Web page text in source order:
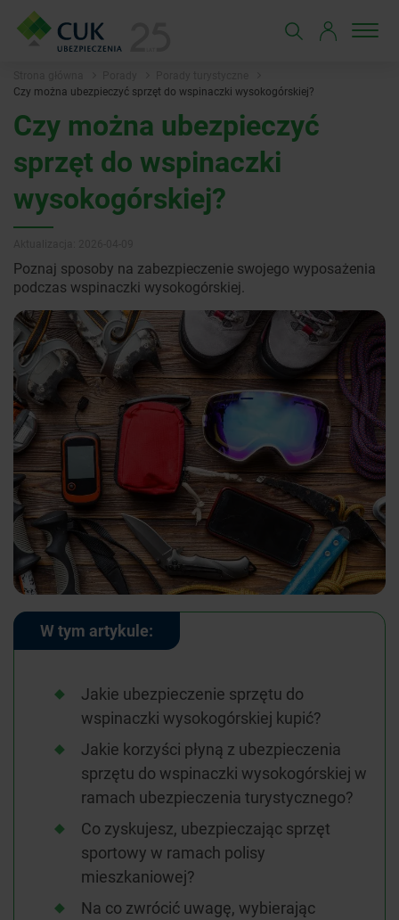
Czy można ubezpieczyć sprzęt do wspinaczki wysokogórskiej?
Czy można ubezpieczyć
sprzęt do wspinaczki
wysokogórskiej?
Poznaj sposoby na zabezpieczenie swojego wyposażenia
podczas wspinaczki wysokogórskiej.
W tym artykule:
Jakie ubezpieczenie sprzętu do
wspinaczki wysokogórskiej kupić?
Jakie korzyści płyną z ubezpieczenia
sprzętu do wspinaczki wysokogórskiej w
ramach ubezpieczenia turystycznego?
Co zyskujesz, ubezpieczając sprzęt
sportowy w ramach polisy
mieszkaniowej?
Na co zwrócić uwagę, wybierając